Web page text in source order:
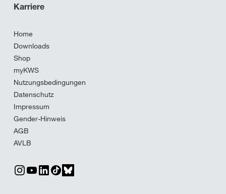
Karriere
Home
Downloads
Shop
myKWS
Nutzungsbedingungen
Datenschutz
Impressum
Gender-Hinweis
AGB
AVLB